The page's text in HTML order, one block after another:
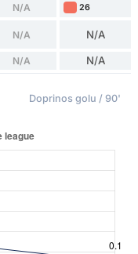
N/A 26
N/A N/A
N/A N/A
Doprinos golu / 90'